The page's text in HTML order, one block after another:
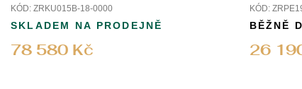
KÓD: ZRKU015B-18-0000
78 580 Kč
SKLADEM NA PRODEJNĚ
KÓD:
26
BĚŽNĚ